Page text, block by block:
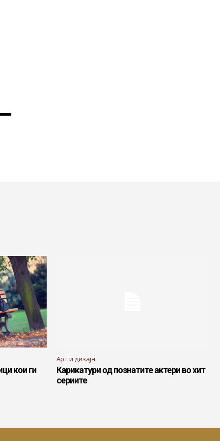
кои ги
Арт и дизајн
Карикатури од познатите актери во хит
сериите